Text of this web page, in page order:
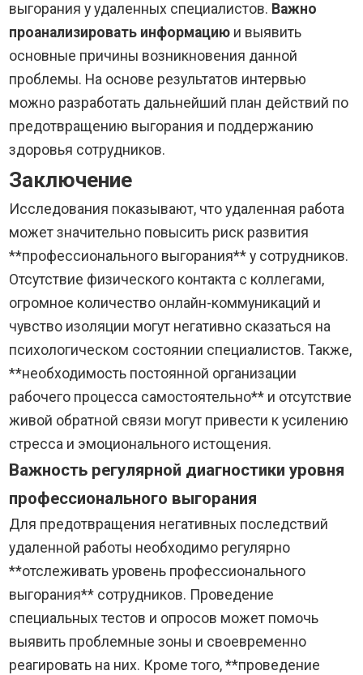
выгорания у удаленных специалистов. Важно
проанализировать информацию и выявить
основные причины возникновения данной
проблемы. На основе результатов интервью
можно разработать дальнейший план действий по
предотвращению выгорания и поддержанию
здоровья сотрудников.
Заключение
Исследования показывают, что удаленная работа
может значительно повысить риск развития
**профессионального выгорания** у сотрудников.
Отсутствие физического контакта с коллегами,
огромное количество онлайн-коммуникаций и
чувство изоляции могут негативно сказаться на
психологическом состоянии специалистов. Также,
**необходимость постоянной организации
рабочего процесса самостоятельно** и отсутствие
живой обратной связи могут привести к усилению
стресса и эмоционального истощения.
Важность регулярной диагностики уровня
профессионального выгорания
Для предотвращения негативных последствий
удаленной работы необходимо регулярно
**отслеживать уровень профессионального
выгорания** сотрудников. Проведение
специальных тестов и опросов может помочь
выявить проблемные зоны и своевременно
реагировать на них. Кроме того, **проведение